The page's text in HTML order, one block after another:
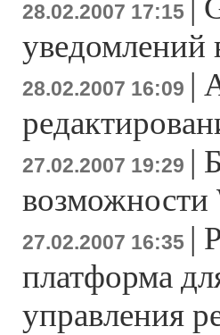
28.02.2007 17:15
уведомлений
28.02.2007 16:09 |
27.02.2007 19:29 |
возможности
27.02.2007 16:35 |
платформа
управления